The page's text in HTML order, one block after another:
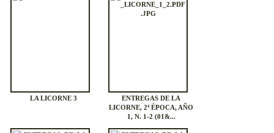
LA LICORNE 3
ENTREGAS DE LA
LICORNE, 2ª ÉPOCA, AÑO
1, N. 1-2 (01&...